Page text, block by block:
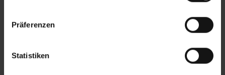
Präferenzen
Statistiken